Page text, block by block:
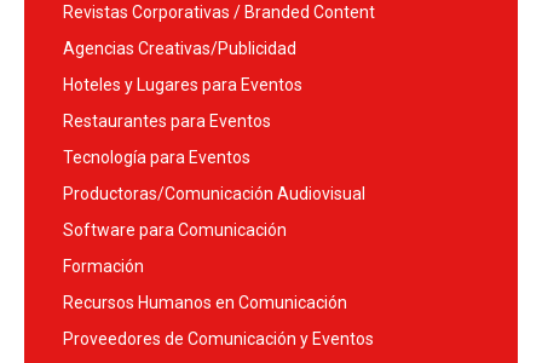
Revistas Corporativas / Branded Content
Agencias Creativas/Publicidad
Hoteles y Lugares para Eventos
Restaurantes para Eventos
Tecnología para Eventos
Productoras/Comunicación Audiovisual
Software para Comunicación
Formación
Recursos Humanos en Comunicación
Proveedores de Comunicación y Eventos